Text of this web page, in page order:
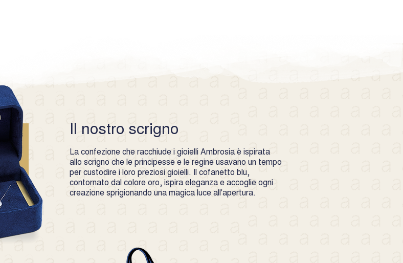
Il nostro scrigno
La confezione che racchiude i gioielli Ambrosia è ispirata
allo scrigno che le principesse e le regine usavano un tempo
per custodire i loro preziosi gioielli. Il cofanetto blu,
contornato dal colore oro, ispira eleganza e accoglie ogni
creazione sprigionando una magica luce all'apertura.